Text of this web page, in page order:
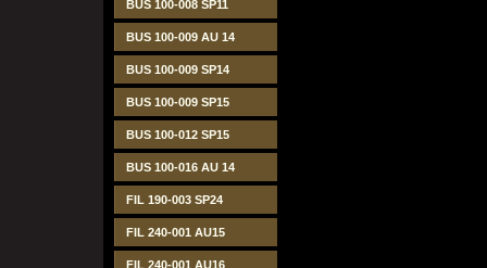
BUS 100-008 SP11
BUS 100-009 AU 14
BUS 100-009 SP14
BUS 100-009 SP15
BUS 100-012 SP15
BUS 100-016 AU 14
FIL 190-003 SP24
FIL 240-001 AU15
FIL 240-001 AU16